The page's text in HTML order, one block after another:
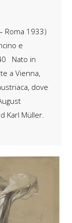
Roma 1933)
e
Nato in
a Vienna,
dove
Karl Müller.